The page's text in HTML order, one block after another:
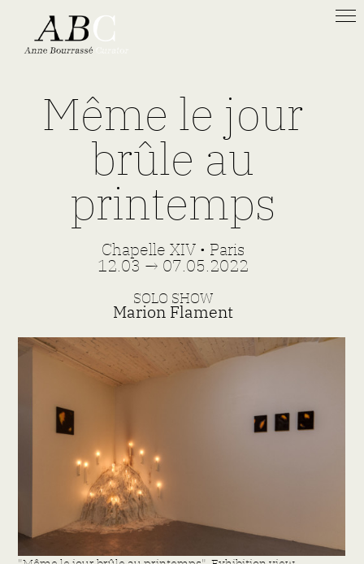
Même le jour
brûle au
printemps
Chapelle XIV • Paris
12.03 → 07.05.2022
SOLO SHOW
Marion Flament